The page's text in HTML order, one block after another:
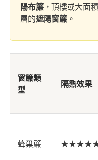
陽布簾 ，頂樓或大面
層的遮陽窗簾 。
窗簾類
型
隔熱效果
蜂巢簾